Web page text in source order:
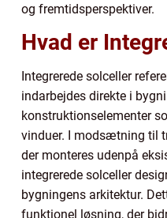
og fremtidsperspektiver.
Hvad er
Integrerede solceller
indarbejdes direkte i
konstruktionselementer
vinduer. I modsætning til
der monteres udenpå
integrerede solceller
bygningens arkitektur.
funktionel løsning, der